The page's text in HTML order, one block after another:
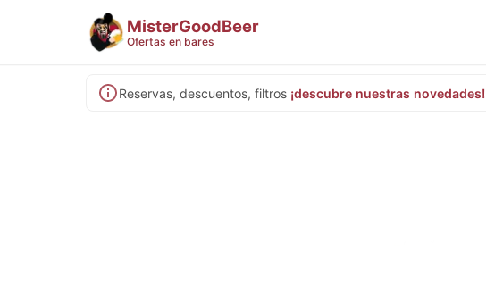
MisterGoodBeer
Ofertas en bares
Reservas, descuentos, filtros ¡descubre nuestras novedades!